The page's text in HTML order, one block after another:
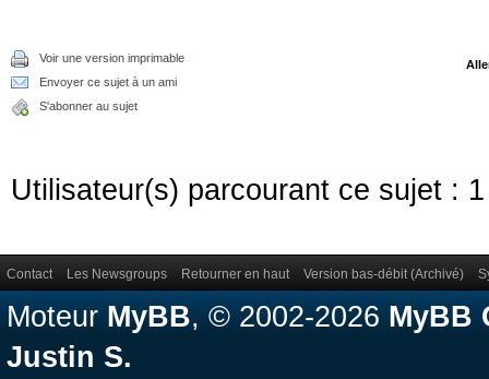
Voir une version imprimable
Envoyer ce sujet à un ami
S'abonner au sujet
Utilisateur(s) parcourant ce sujet :
Contact Les Newsgroups Retourner en haut Version bas-débit (Archivé)
Moteur MyBB, © 2002-2026 MyBB
Justin S.